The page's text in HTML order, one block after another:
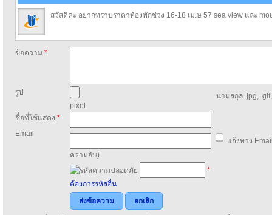
สวัสดีค่ะ อยากทราบราคาห้องพักช่วง 16-18 เม.ษ 57 sea view และ
ข้อความ *
รูป
นามสกุล .jpg,
pixel
ชื่อที่ใช้แสดง *
Email
แจ้งทาง
ความลับ)
*
ต้องการรหัสอื่น
ส่งข้อความ
ยกเลิก